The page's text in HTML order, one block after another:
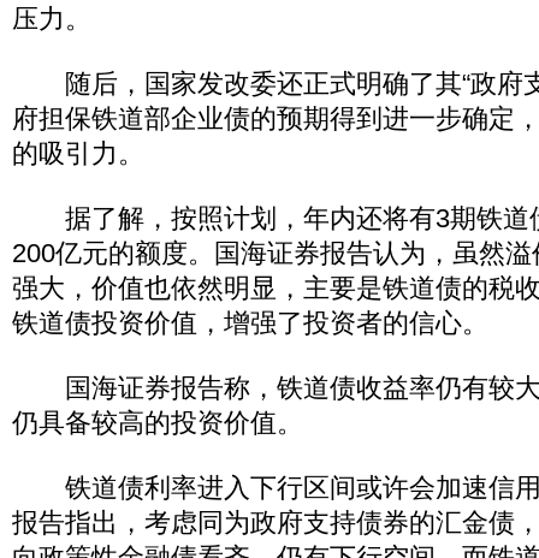
压力。
随后，国家发改委还正式明确了其“政府
府担保铁道部企业债的预期得到进一步确定
的吸引力。
据了解，按照计划，年内还将有3期铁道
200亿元的额度。国海证券报告认为，虽然
强大，价值也依然明显，主要是铁道债的税
铁道债投资价值，增强了投资者的信心。
国海证券报告称，铁道债收益率仍有较
仍具备较高的投资价值。
铁道债利率进入下行区间或许会加速信
报告指出，考虑同为政府支持债券的汇金债